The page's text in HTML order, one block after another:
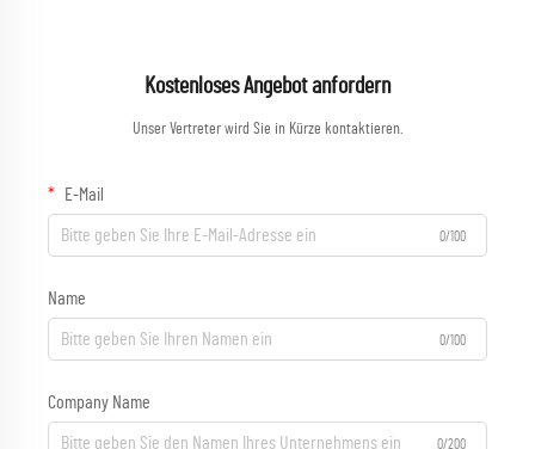
Kostenloses Angebot anfordern
Unser Vertreter wird Sie in Kürze kontaktieren.
E-Mail
0/100
Name
0/100
Company Name
0/200